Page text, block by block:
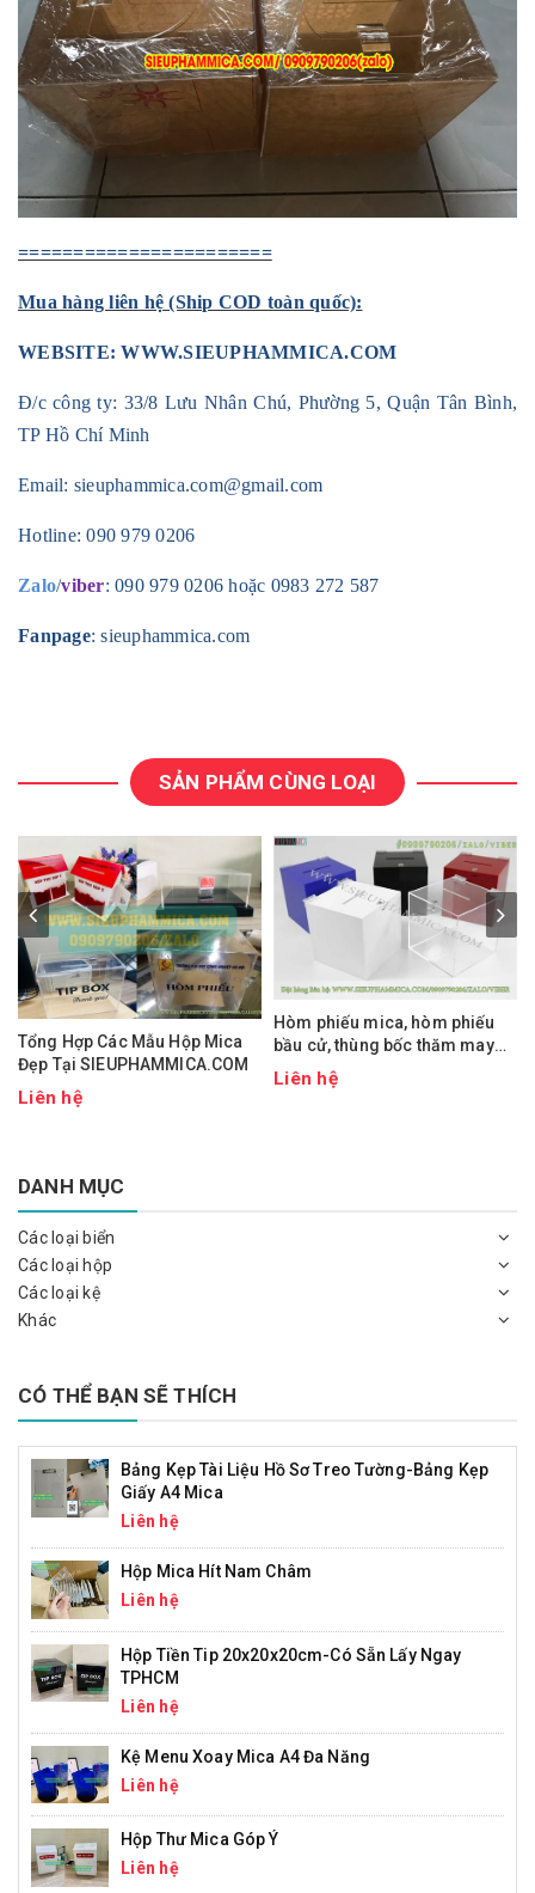
=======================
Mua hàng liên hệ (Ship COD toàn quốc):
WEBSITE:WWW.SIEUPHAMMICA.COM
Đ/c công ty: 33/8 Lưu Nhân Chú, Phường 5, Quận Tân Bình,
TP Hồ Chí Minh
Email: sieuphammica.com@gmail.com
Hotline:090 979 0206
Zalo/viber: 090 979 0206 hoặc 0983 272 587
Fanpage: sieuphammica.com
SẢN PHẨM CÙNG LOẠI
Tổng Hợp Các Mẫu Hộp Mica
Đẹp Tại SIEUPHAMMICA.COM
Liên hệ
Hòm phiếu mica, hòm phiếu
bầu cử, thùng bốc thăm may
mắn
Liên hệ
DANH MỤC
Các loại biển
Các loại hộp
Các loại kệ
Khác
CÓ THỂ BẠN SẼ THÍCH
Bảng Kẹp Tài Liệu Hồ Sơ Treo Tường-Bảng Kẹp
Giấy A4 Mica
Liên hệ
Hộp Mica Hít Nam Châm
Liên hệ
Hộp Tiền Tip 20x20x20cm-Có Sẵn Lấy Ngay
TPHCM
Liên hệ
Kệ Menu Xoay Mica A4 Đa Năng
Liên hệ
Hộp Thư Mica Góp Ý
Liên hệ